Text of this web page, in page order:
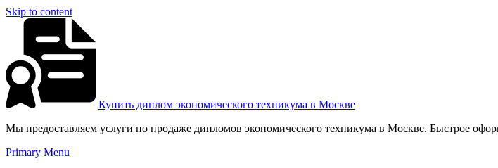
Skip to content
Купить диплом экономического техникума в Москве
Мы предоставляем услуги по продаже дипломов экономического техникума в Москве. Быстрое
Primary Menu